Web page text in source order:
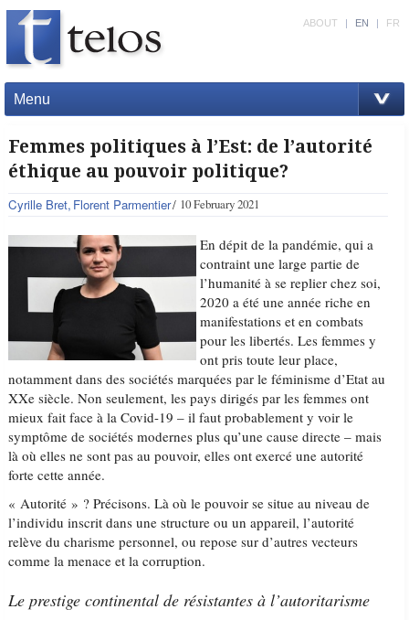
Menu
ABOUT | EN | FR
Femmes politiques à l’Est: de l’autorité
éthique au pouvoir politique?
Cyrille Bret Florent Parmentier 10 February 2021
En dépit de la pandémie, qui a
contraint une large partie de
l’humanité à se replier chez soi,
2020 a été une année riche en
manifestations et en combats
pour les libertés. Les femmes y
ont pris toute leur place,
notamment dans des sociétés marquées par le féminisme d’Etat au
XXe siècle. Non seulement, les pays dirigés par les femmes ont
mieux fait face à la Covid-19 – il faut probablement y voir le
symptôme de sociétés modernes plus qu’une cause directe – mais
là où elles ne sont pas au pouvoir, elles ont exercé une autorité
forte cette année.
« Autorité » ? Précisons. Là où le pouvoir se situe au niveau de
l’individu inscrit dans une structure ou un appareil, l’autorité
relève du charisme personnel, ou repose sur d’autres vecteurs
comme la menace et la corruption.
Le prestige continental de résistantes à l’autoritarisme